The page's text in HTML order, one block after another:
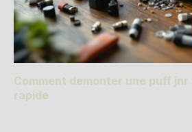
Comment demonter une puff jnr
rapide